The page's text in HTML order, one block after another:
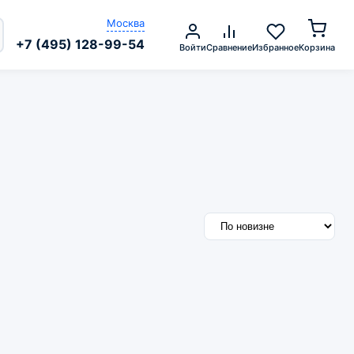
Москва
+7 (495) 128-99-54 ВойтиСравнениеИзбранноеКорзина